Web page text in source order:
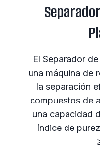
El Separador
una máquina de
la separación
compuestos de
una capacidad
índice de